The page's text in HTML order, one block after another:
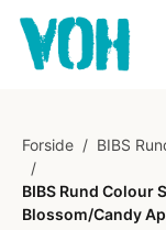
Forside / BIBS
/
BIBS Rund Colour
Blossom/Candy